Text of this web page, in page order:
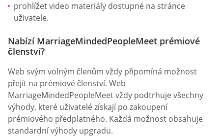
prohlížet video materiály dostupné na stránce
uživatele.
Nabízí MarriageMindedPeopleMeet prémiové
členství?
Web svým volným členům vždy připomíná možnost
přejít na prémiové členství. Web
MarriageMindedPeopleMeet vždy podtrhuje všechny
výhody, které uživatelé získají po zakoupení
prémiového předplatného. Každá možnost obsahuje
standardní výhody upgradu.